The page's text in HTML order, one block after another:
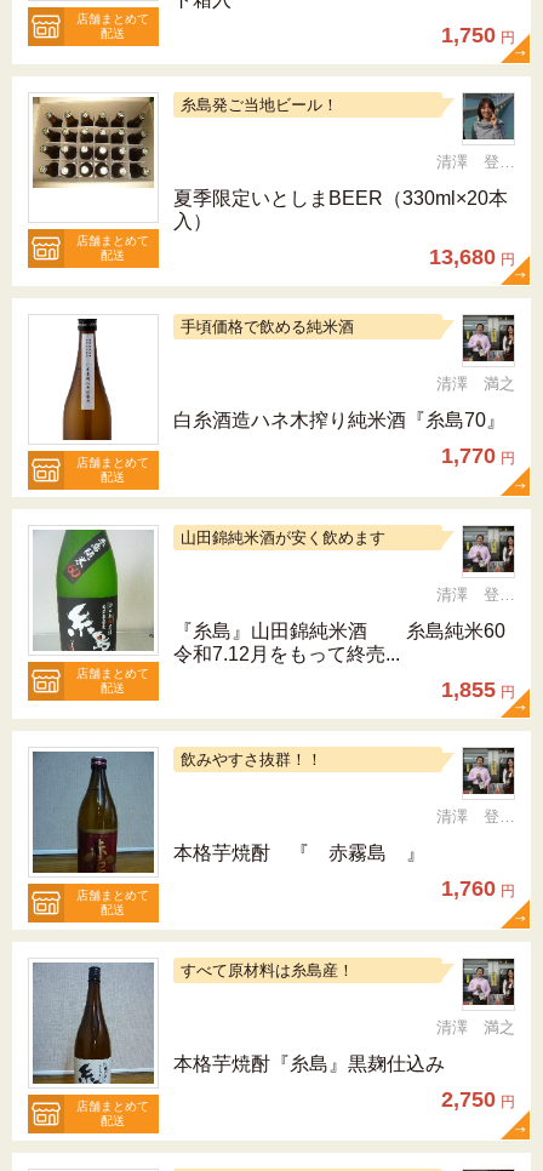
店舗まとめて
配送
1,750 円
店舗まとめて
配送
糸島発ご当地ビール！
清澤 登希子
夏季限定いとしまBEER（330ml×20本
入）
13,680 円
店舗まとめて
配送
手頃価格で飲める純米酒
清澤 満之
白糸酒造ハネ木搾り純米酒『糸島70』
1,770 円
店舗まとめて
配送
山田錦純米酒が安く飲めます
清澤 登希子
『糸島』山田錦純米酒 糸島純米60
令和7.12月をもって終売...
1,855 円
店舗まとめて
配送
飲みやすさ抜群！！
清澤 登希子
本格芋焼酎 『 赤霧島 』
1,760 円
店舗まとめて
配送
すべて原材料は糸島産！
清澤 満之
本格芋焼酎『糸島』黒麹仕込み
2,750 円